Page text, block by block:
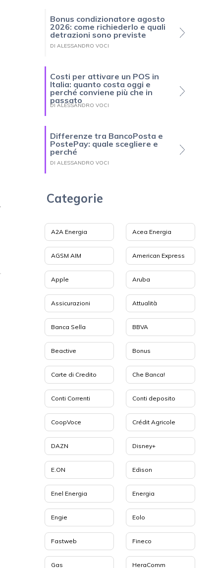
Bonus condizionatore agosto
2026: come richiederlo e quali
detrazioni sono previste
DI ALESSANDRO VOCI
Costi per attivare un POS in
Italia: quanto costa oggi e
perché conviene più che in
passato
DI ALESSANDRO VOCI
Differenze tra BancoPosta e
PostePay: quale scegliere e
perché
DI ALESSANDRO VOCI
Categorie
A2A Energia Acea Energia
AGSM AIM American Express
Apple Aruba
Assicurazioni Attualità
Banca Sella BBVA
Beactive Bonus
Carte di Credito Che Banca!
Conti Correnti Conti deposito
CoopVoce Crédit Agricole
DAZN Disney+
E.ON Edison
Enel Energia Energia
Engie Eolo
Fastweb Fineco
Gas HeraComm